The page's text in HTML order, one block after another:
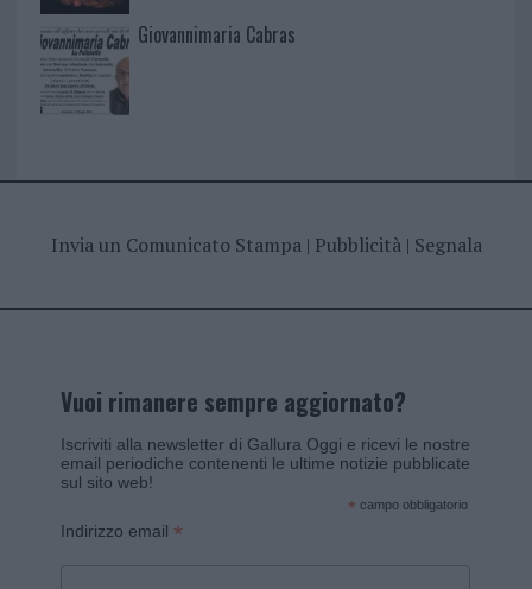
Giovannimaria Cabras
Invia un Comunicato Stampa| Pubblicità| Segnala
Vuoi rimanere sempre aggiornato?
Iscriviti alla newsletter di Gallura Oggi e ricevi le nostre
email periodiche contenenti le ultime notizie pubblicate
sul sito web!
* campo obbligatorio
Indirizzo email *